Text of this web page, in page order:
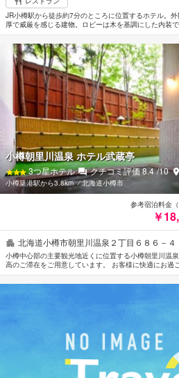
JR小樽駅から徒歩約7分のところに位置するホテル。
厚で威厳を感じる建物。ロビーは木を基調にした内装
いやしてくれる。モダンなインテリアで統一された客
したインテリア。運河や倉庫群と大型船が出入りする
理石に囲まれ噴水と四季の花がロマンティックな雰囲
北海道小樽市朝里川温泉２丁目６８６－４
小樽中心部の主要観光地近くに位置する小樽朝里川温
高のご滞在をご用意しています。 お客様に快適にお過
とアメニティをご提供しています。 小樽朝里川温泉
を持って丁寧にご対応します。 全ての客室にエレガン
たアメニティがご用意されています。 館内の落ち着
び場, カラオケなどの施設でも感じることができます
小樽朝里川温泉 ホテル武蔵亭
3つ星ホテル クチコミ評価8.4 /10
小樽築港駅から3.8km ⁄北海道小樽市
参考宿泊料金
￥